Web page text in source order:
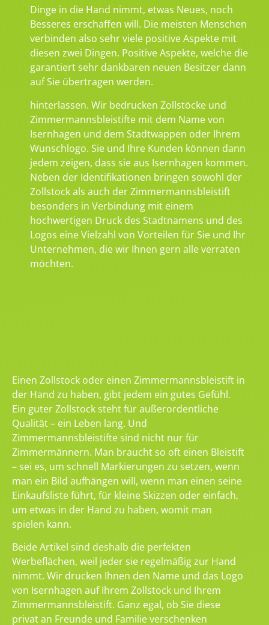
Dinge in die Hand nimmt, etwas Neues, noch
Besseres erschaffen will. Die meisten Menschen
verbinden also sehr viele positive Aspekte mit
diesen zwei Dingen. Positive Aspekte, welche die
garantiert sehr dankbaren neuen Besitzer dann
auf Sie übertragen werden.
hinterlassen. Wir bedrucken Zollstöcke und
Zimmermannsbleistifte mit dem Name von
Isernhagen und dem Stadtwappen oder Ihrem
Wunschlogo. Sie und Ihre Kunden können dann
jedem zeigen, dass sie aus Isernhagen kommen.
Neben der Identifikationen bringen sowohl der
Zollstock als auch der Zimmermannsbleistift
besonders in Verbindung mit einem
hochwertigen Druck des Stadtnamens und des
Logos eine Vielzahl von Vorteilen für Sie und Ihr
Unternehmen, die wir Ihnen gern alle verraten
möchten.
Einen Zollstock oder einen Zimmermannsbleistift in
der Hand zu haben, gibt jedem ein gutes Gefühl.
Ein guter Zollstock steht für außerordentliche
Qualität – ein Leben lang. Und
Zimmermannsbleistifte sind nicht nur für
Zimmermännern. Man braucht so oft einen Bleistift
– sei es, um schnell Markierungen zu setzen, wenn
man ein Bild aufhängen will, wenn man einen seine
Einkaufsliste führt, für kleine Skizzen oder einfach,
um etwas in der Hand zu haben, womit man
spielen kann.
Beide Artikel sind deshalb die perfekten
Werbeflächen, weil jeder sie regelmäßig zur Hand
nimmt. Wir drucken Ihnen den Name und das Logo
von Isernhagen auf Ihrem Zollstock und Ihrem
Zimmermannsbleistift. Ganz egal, ob Sie diese
privat an Freunde und Familie verschenken